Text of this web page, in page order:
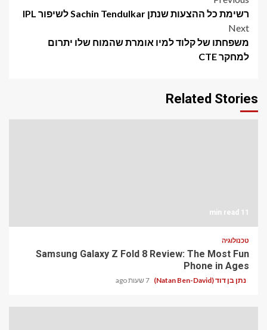
navigation
רשימת כל ההצעות שנתן Sachin Tendulkar לשיפור IPL
Next
משפחתו של קלוד למיו אומרת שהמוח שלו יתרום
למחקר CTE
Related Stories
11 min read
טכנולוגיה
Samsung Galaxy Z Fold 8 Review: The Most Fun
Phone in Ages
נתן בן דוד (Natan Ben-David) 7 שעות ago